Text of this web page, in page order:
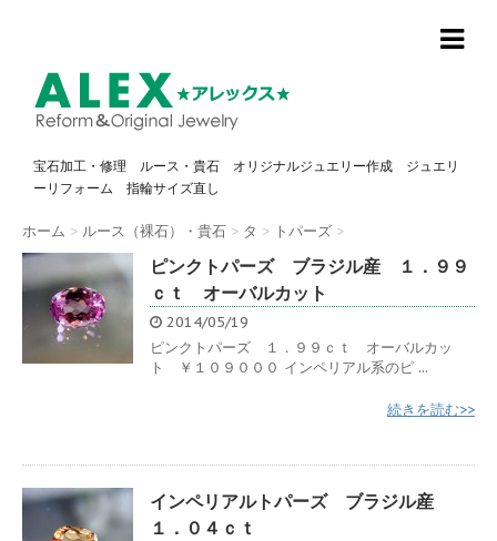
宝石加工・修理 ルース・貴石 オリジナルジュエリー作成 ジュエリ
ーリフォーム 指輪サイズ直し
ホーム > ルース（裸石）・貴石 > タ > トパーズ >
ピンクトパーズ ブラジル産 １．９９
ｃｔ オーバルカット
2014/05/19
ピンクトパーズ １．９９ｃｔ オーバルカッ
ト ￥１０９０００ インペリアル系のピ ...
続きを読む>>
インペリアルトパーズ ブラジル産
１．０４ｃｔ